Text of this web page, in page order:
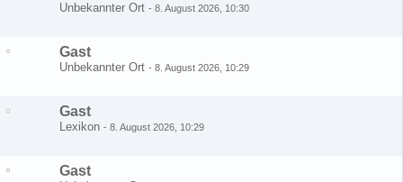
Unbekannter Ort - 8. August 2026, 10:30
Gast
Unbekannter Ort - 8. August 2026, 10:29
Gast
Lexikon - 8. August 2026, 10:29
Gast